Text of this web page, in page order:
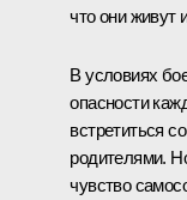
что они живут
В условиях
опасности
встретиться
родителями.
чувство